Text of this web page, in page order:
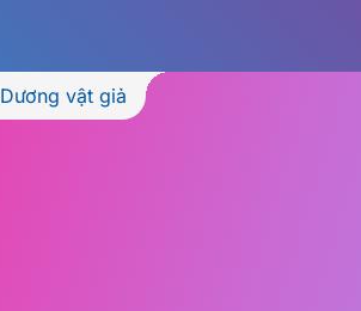
Dương vật giả